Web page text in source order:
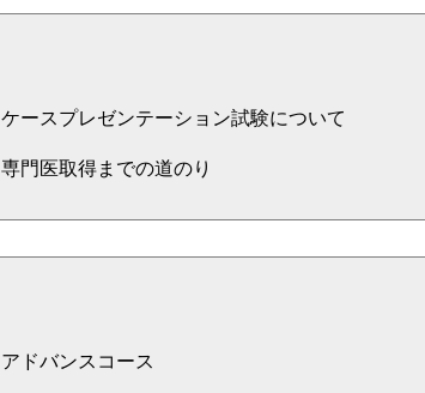
ケースプレゼンテーション試験について
専門医取得までの道のり
アドバンスコース